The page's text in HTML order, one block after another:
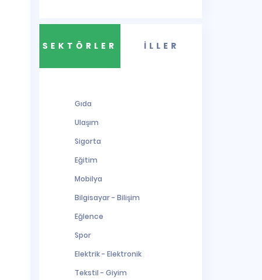
SEKTÖRLER İLLER
Gıda
Ulaşım
Sigorta
Eğitim
Mobilya
Bilgisayar - Bilişim
Eğlence
Spor
Elektrik - Elektronik
Tekstil - Giyim